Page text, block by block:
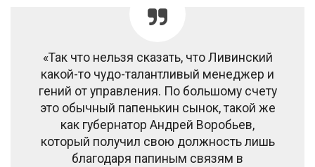
«Так что нельзя сказать, что Ливинский
какой-то чудо-талантливый менеджер и
гений от управления. По большому счету
это обычный папенькин сынок, такой же
как губернатор Андрей Воробьев,
который получил свою должность лишь
благодаря папиным связям в